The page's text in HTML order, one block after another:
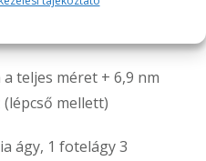
3 főre
teljes méret + 6,9 nm
mellett)
ágy, 1 fotelágy 3